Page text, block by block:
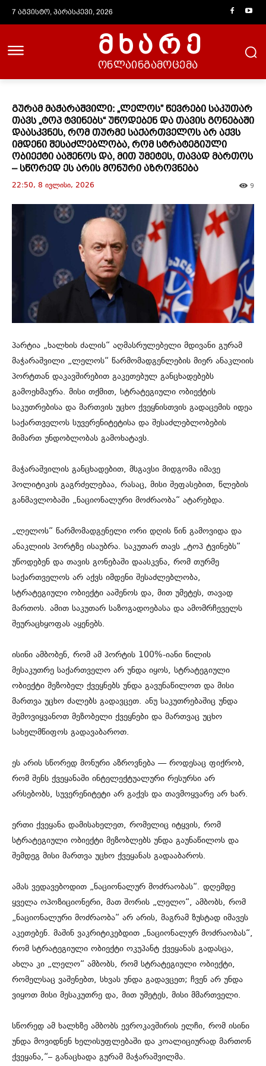
7 აგვისტო, პარასკევი, 2026
მხარე
ონლაინგამოცემა
გურამ მაჭარაშვილი: „ლელოს” წევრები საკუთარ
თავს „ტოპ ტვინებს“ უწოდებენ და თავის გონებაში
დაასკვნეს, რომ თურმე საქართველოს არ აქვს
იმდენი შესაძლებლობა, რომ სტრატეგიული
ობიექტი ააშენოს და, მით უმეტეს, თავად მართოს
– სწორედ ეს არის მონური აზროვნება
9
22:50, 8 ივლისი, 2026
პარტია „ხალხის ძალის“ აღმასრულებელი მდივანი გურამ
მაჭარაშვილი „ლელოს“ წარმომადგენლების მიერ ანაკლიის
პორტთან დაკავშირებით გაკეთებულ განცხადებებს
გამოეხმაურა. მისი თქმით, სტრატეგიული ობიექტის
საკუთრებისა და მართვის უცხო ქვეყნისთვის გადაცემის იდეა
საქართველოს სუვერენიტეტისა და შესაძლებლობების
მიმართ უნდობლობას გამოხატავს.
მაჭარაშვილის განცხადებით, მსგავსი მიდგომა იმავე
პოლიტიკის გაგრძელებაა, რასაც, მისი შეფასებით, წლების
განმავლობაში „ნაციონალური მოძრაობა“ ატარებდა.
„ლელოს“ წარმომადგენელი ორი დღის წინ გამოვიდა და
ანაკლიის პორტზე ისაუბრა. საკუთარ თავს „ტოპ ტვინებს“
უწოდებენ და თავის გონებაში დაასკვნა, რომ თურმე
საქართველოს არ აქვს იმდენი შესაძლებლობა,
სტრატეგიული ობიექტი ააშენოს და, მით უმეტეს, თავად
მართოს. ამით საკუთარ საზოგადოებასა და ამომრჩეველს
შეურაცხყოფას აყენებს.
ისინი ამბობენ, რომ ამ პორტის 100%-იანი წილის
მესაკუთრე საქართველო არ უნდა იყოს, სტრატეგიული
ობიექტი მეზობელ ქვეყნებს უნდა გავუნაწილოთ და მისი
მართვა უცხო ძალებს გადავცეთ. ანუ საკუთრებაშიც უნდა
შემოვიყვანოთ მეზობელი ქვეყნები და მართვაც უცხო
სახელმწიფოს გადავაბაროთ.
ეს არის სწორედ მონური აზროვნება — როდესაც ფიქრობ,
რომ შენს ქვეყანაში ინტელექტუალური რესურსი არ
არსებობს, სუვერენიტეტი არ გაქვს და თავმოყვარე არ ხარ.
ერთი ქვეყანა დამისახელეთ, რომელიც იტყვის, რომ
სტრატეგიული ობიექტი მეზობლებს უნდა გაუნაწილოს და
შემდეგ მისი მართვა უცხო ქვეყანას გადააბაროს.
ამას ვედავებოდით „ნაციონალურ მოძრაობას“. დღემდე
ყველა ოპოზიციონერი, მათ შორის „ლელო“, ამბობს, რომ
„ნაციონალური მოძრაობა“ არ არის, მაგრამ ზუსტად იმავეს
აკეთებენ. მაშინ ვაკრიტიკებდით „ნაციონალურ მოძრაობას“,
რომ სტრატეგიული ობიექტი ოკუპანტ ქვეყანას გადასცა,
ახლა კი „ლელო“ ამბობს, რომ სტრატეგიული ობიექტი,
რომელსაც ვაშენებთ, სხვას უნდა გადავცეთ; ჩვენ არ უნდა
ვიყოთ მისი მესაკუთრე და, მით უმეტეს, მისი მმართველი.
სწორედ ამ ხალხზე ამბობს ევროკავშირის ელჩი, რომ ისინი
უნდა მოვიდნენ ხელისუფლებაში და კოალიციურად მართონ
ქვეყანა,“– განაცხადა გურამ მაჭარაშვილმა.